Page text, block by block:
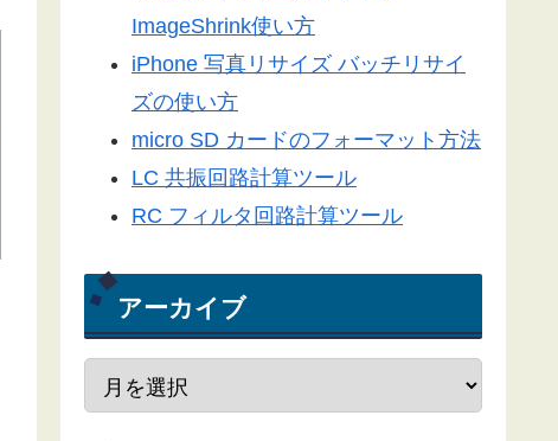
ImageShrink使い方
iPhone 写真リサイズ バッチリサイ
ズの使い方
micro SD カードのフォーマット方法
LC 共振回路計算ツール
RC フィルタ回路計算ツール
アーカイブ